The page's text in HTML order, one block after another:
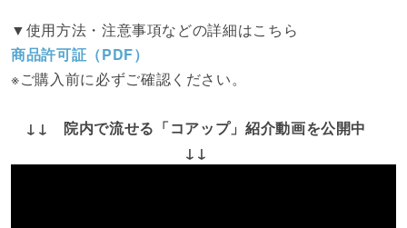
▼使用方法・注意事項などの詳細はこちら
商品許可証（PDF）
※ご購入前に必ずご確認ください。
↓↓ 院内で流せる「コアップ」紹介動画を公開中
↓↓